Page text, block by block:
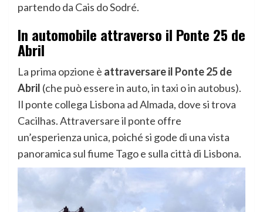
partendo da Cais do Sodré.
In automobile attraverso il Ponte 25 de
Abril
La prima opzione è attraversare il Ponte 25 de
Abril (che può essere in auto, in taxi o in autobus).
Il ponte collega Lisbona ad Almada, dove si trova
Cacilhas. Attraversare il ponte offre
un’esperienza unica, poiché si gode di una vista
panoramica sul fiume Tago e sulla città di Lisbona.